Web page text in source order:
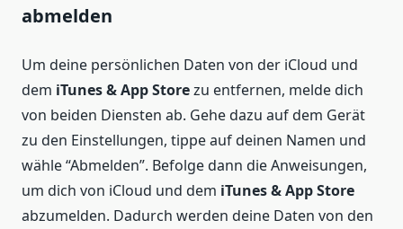
abmelden
Um deine persönlichen Daten von der iCloud und
dem iTunes & App Storezu entfernen, melde dich
von beiden Diensten ab. Gehe dazu auf dem Gerät
zu den Einstellungen, tippe auf deinen Namen und
wähle “Abmelden”. Befolge dann die Anweisungen,
um dich von iCloud und dem iTunes & App Store
abzumelden. Dadurch werden deine Daten von den